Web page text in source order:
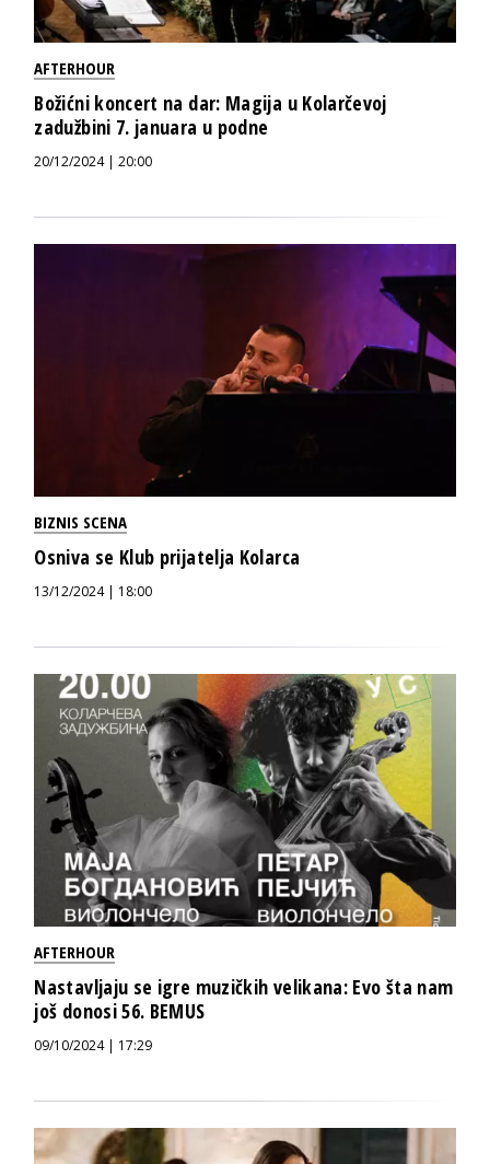
AFTERHOUR
Božićni koncert na dar: Magija u Kolarčevoj
zadužbini 7. januara u podne
20/12/2024 | 20:00
BIZNIS SCENA
Osniva se Klub prijatelja Kolarca
13/12/2024 | 18:00
AFTERHOUR
Nastavljaju se igre muzičkih velikana: Evo šta nam
još donosi 56. BEMUS
09/10/2024 | 17:29